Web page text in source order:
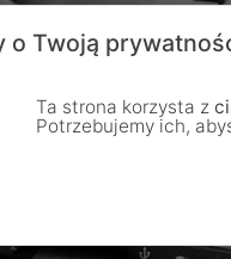
o Twoją
Ta strona korzysta z
Potrzebujemy ich,